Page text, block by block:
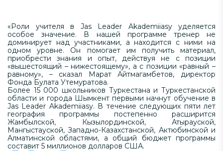
«Роли учителя в Jas Leader Akademiiasy уделяется
особое значение. В нашей программе тренер не
доминирует над участниками, а находится с ними на
одном уровне. Он помогает им получить материал,
приобрести знания и опыт, действуя не с позиции
«вышестоящий – нижестоящему», а с позиции «равный –
равному», – сказал Марат Айтмагамбетов, директор
Фонда Булата Утемуратова.
Более 15 000 школьников Туркестана и Туркестанской
области и города Шымкент первыми начнут обучение в
Jas Leader Akademiiasy. В течение следующих пяти лет
география программы постепенно расширится
Жамбылской, Кызылординской, Атырауской,
Мангыстауской, Западно-Казахстанской, Актюбинской и
Алматинской областями, а общий бюджет программы
составит 5 миллионов долларов США.